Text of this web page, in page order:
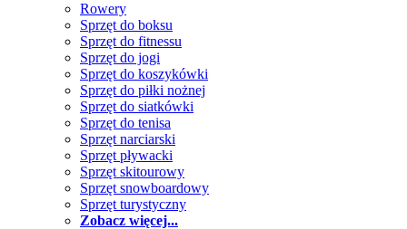
Rowery
Sprzęt do boksu
Sprzęt do fitnessu
Sprzęt do jogi
Sprzęt do koszykówki
Sprzęt do piłki nożnej
Sprzęt do siatkówki
Sprzęt do tenisa
Sprzęt narciarski
Sprzęt pływacki
Sprzęt skitourowy
Sprzęt snowboardowy
Sprzęt turystyczny
Zobacz więcej...